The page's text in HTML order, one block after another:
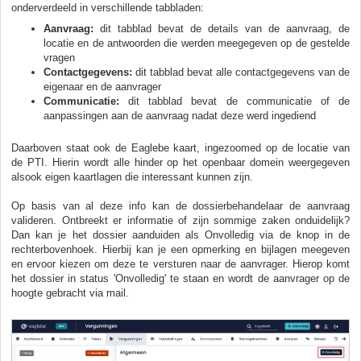
onderverdeeld in verschillende tabbladen:
Aanvraag: dit tabblad bevat de details van de aanvraag, de
locatie en de antwoorden die werden meegegeven op de gestelde
vragen
Contactgegevens: dit tabblad bevat alle contactgegevens van de
eigenaar en de aanvrager
Communicatie: dit tabblad bevat de communicatie of de
aanpassingen aan de aanvraag nadat deze werd ingediend
Daarboven staat ook de Eaglebe kaart, ingezoomed op de locatie van
de PTI. Hierin wordt alle hinder op het openbaar domein weergegeven
alsook eigen kaartlagen die interessant kunnen zijn.
Op basis van al deze info kan de dossierbehandelaar de aanvraag
valideren. Ontbreekt er informatie of zijn sommige zaken onduidelijk?
Dan kan je het dossier aanduiden als Onvolledig via de knop in de
rechterbovenhoek. Hierbij kan je een opmerking en bijlagen meegeven
en ervoor kiezen om deze te versturen naar de aanvrager. Hierop komt
het dossier in status 'Onvolledig' te staan en wordt de aanvrager op de
hoogte gebracht via mail.